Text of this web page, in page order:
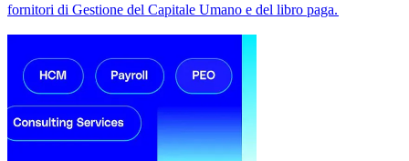
fornitori di Gestione del Capitale Umano e del libro paga.​​